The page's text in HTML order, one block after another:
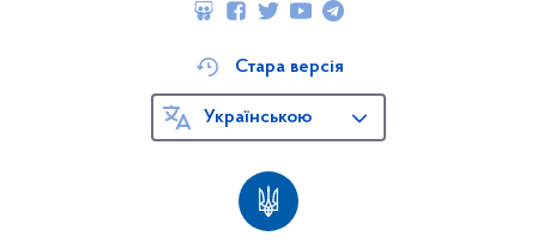
Стара версія
Українською